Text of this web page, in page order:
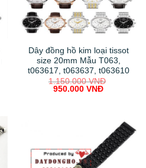
Dây đồng hồ kim loại tissot
size 20mm Mẫu T063,
t063617, t063637, t063610
1.150.000VNĐ
Original
950.000 VNĐCurrent